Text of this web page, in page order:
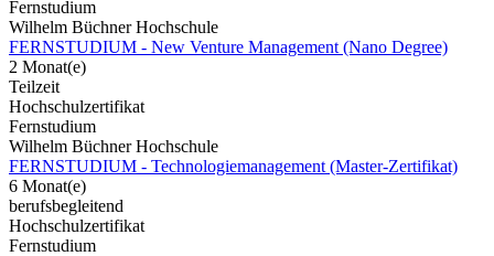
Fernstudium
Wilhelm Büchner Hochschule
FERNSTUDIUM - New Venture Management (Nano Degree)
2 Monat(e)
Teilzeit
Hochschulzertifikat
Fernstudium
Wilhelm Büchner Hochschule
FERNSTUDIUM - Technologiemanagement (Master-Zertifikat)
6 Monat(e)
berufsbegleitend
Hochschulzertifikat
Fernstudium